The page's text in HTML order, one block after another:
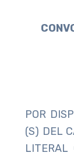
POR
(S) DEL
LITERAL